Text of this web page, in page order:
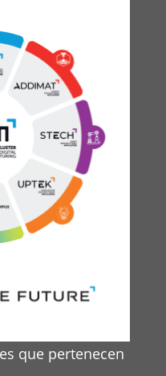
que pertenecen